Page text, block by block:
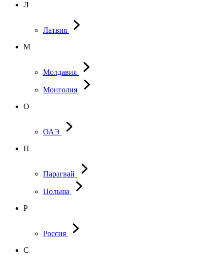
Л
Латвия
М
Молдавия
Монголия
О
ОАЭ
П
Парагвай
Польша
Р
Россия
С